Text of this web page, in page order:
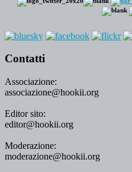
Contatti
Associazione:
associazione@hookii.org
Editor sito:
editor@hookii.org
Moderazione:
moderazione@hookii.org